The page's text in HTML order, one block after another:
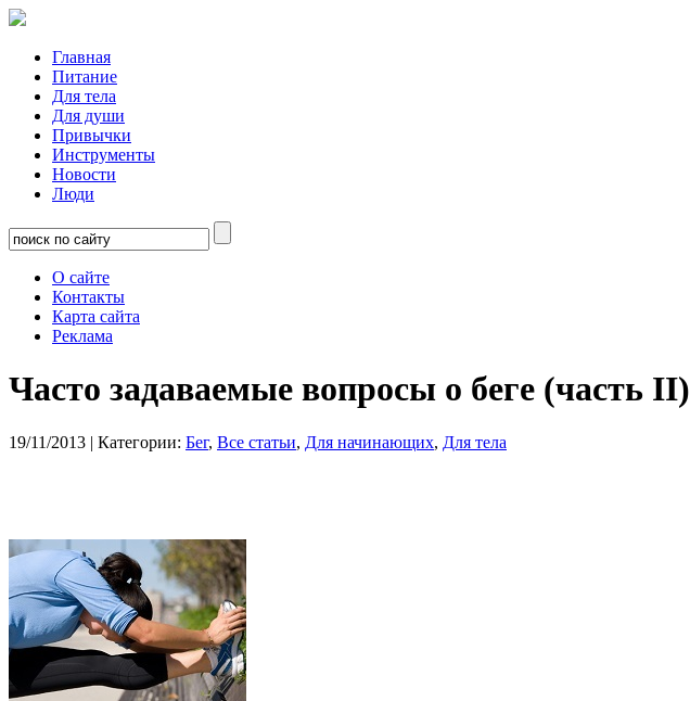
Главная
Питание
Для тела
Для души
Привычки
Инструменты
Новости
Люди
О сайте
Контакты
Карта сайта
Реклама
Часто задаваемые вопросы о беге (часть II)
19/11/2013 | Категории: Бег, Все статьи, Для начинающих, Для тела